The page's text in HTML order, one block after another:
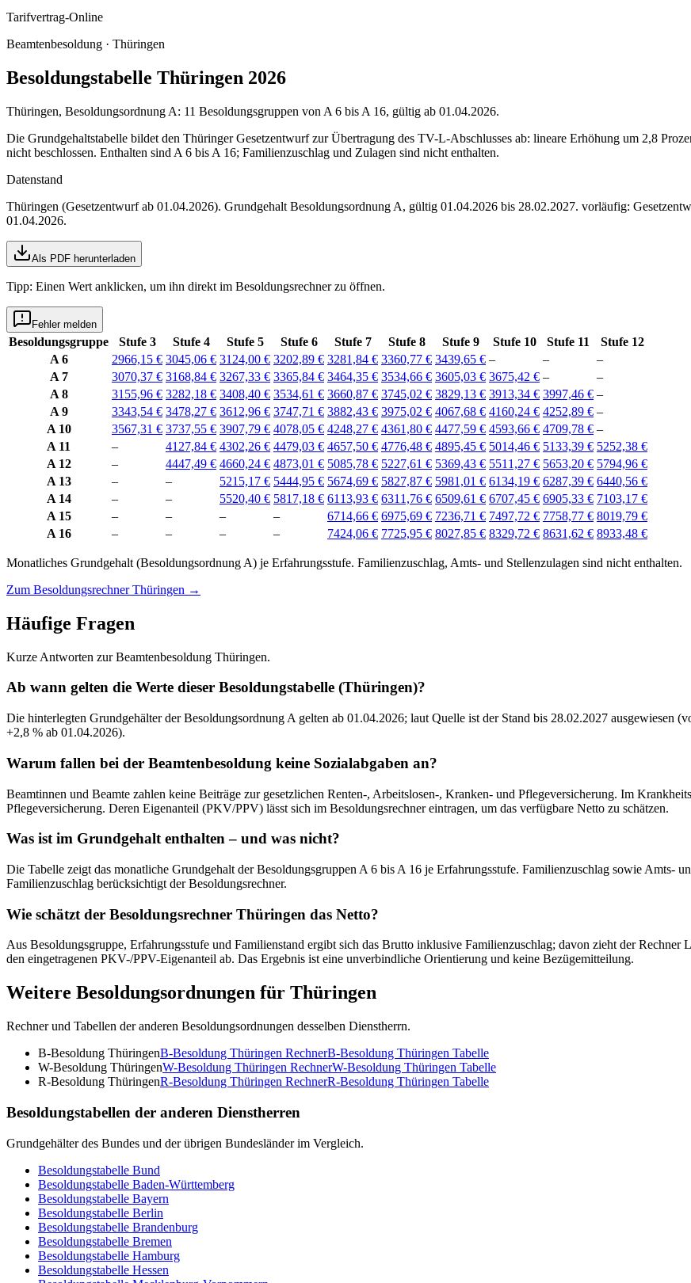
Tarifvertrag-Online
Beamtenbesoldung · Thüringen
Besoldungstabelle Thüringen 2026
Thüringen, Besoldungsordnung A: 11 Besoldungsgruppen von A 6 bis A 16, gültig ab 01.04.2026.
Die Grundgehaltstabelle bildet den Thüringer Gesetzentwurf zur Übertragung des TV-L-Abschlusses ab: lineare Erhöhung um 2,8
nicht beschlossen. Enthalten sind A 6 bis A 16; Familienzuschlag und Zulagen sind nicht enthalten.
Datenstand
Thüringen (Gesetzentwurf ab 01.04.2026). Grundgehalt Besoldungsordnung A, gültig 01.04.2026 bis 28.02.2027. vorläufig:
01.04.2026.
Als PDF herunterladen
Tipp: Einen Wert anklicken, um ihn direkt im Besoldungsrechner zu öffnen.
Fehler melden
Besoldungsgruppe Stufe 3 Stufe 4 Stufe 5 Stufe 6 Stufe 7 Stufe 8 Stufe 9 Stufe 10 Stufe 11
Stufe 12
A 6
2966,15 € 3045,06 € 3124,00 € 3202,89 € 3281,84 € 3360,77 € 3439,65 € – –
–
A 7
3070,37 € 3168,84 € 3267,33 € 3365,84 € 3464,35 € 3534,66 € 3605,03 € 3675,42 € –
–
A 8
3155,96 € 3282,18 € 3408,40 € 3534,61 € 3660,87 € 3745,02 € 3829,13 € 3913,34 € 3997,46 € –
A 9
3343,54 € 3478,27 € 3612,96 € 3747,71 € 3882,43 € 3975,02 € 4067,68 € 4160,24 € 4252,89 € –
A 10
3567,31 € 3737,55 € 3907,79 € 4078,05 € 4248,27 € 4361,80 € 4477,59 € 4593,66 € 4709,78 € –
A 11
– 4127,84 € 4302,26 € 4479,03 € 4657,50 € 4776,48 € 4895,45 € 5014,46 € 5133,39 € 5252,38 €
A 12
– 4447,49 € 4660,24 € 4873,01 € 5085,78 € 5227,61 € 5369,43 € 5511,27 € 5653,20 € 5794,96 €
A 13
– – 5215,17 € 5444,95 € 5674,69 € 5827,87 € 5981,01 € 6134,19 € 6287,39 € 6440,56 €
A 14
– – 5520,40 € 5817,18 € 6113,93 € 6311,76 € 6509,61 € 6707,45 € 6905,33 € 7103,17 €
A 15
– – – – 6714,66 € 6975,69 € 7236,71 € 7497,72 € 7758,77 € 8019,79 €
A 16
– – – – 7424,06 € 7725,95 € 8027,85 € 8329,72 € 8631,62 € 8933,48 €
Monatliches Grundgehalt (Besoldungsordnung A) je Erfahrungsstufe. Familienzuschlag, Amts- und Stellenzulagen sind nicht enthalten.
Zum Besoldungsrechner Thüringen →
Häufige Fragen
Kurze Antworten zur Beamtenbesoldung Thüringen.
Ab wann gelten die Werte dieser Besoldungstabelle (Thüringen)?
Die hinterlegten Grundgehälter der Besoldungsordnung A gelten ab 01.04.2026; laut Quelle ist der Stand bis 28.02.2027 ausgewiesen
+2,8 % ab 01.04.2026).
Warum fallen bei der Beamtenbesoldung keine Sozialabgaben an?
Beamtinnen und Beamte zahlen keine Beiträge zur gesetzlichen Renten-, Arbeitslosen-, Kranken- und Pflegeversicherung. Im
Pflegeversicherung. Deren Eigenanteil (PKV/PPV) lässt sich im Besoldungsrechner eintragen, um das verfügbare Netto zu schätzen.
Was ist im Grundgehalt enthalten – und was nicht?
Die Tabelle zeigt das monatliche Grundgehalt der Besoldungsgruppen A 6 bis A 16 je Erfahrungsstufe. Familienzuschlag sowie Amts-
Familienzuschlag berücksichtigt der Besoldungsrechner.
Wie schätzt der Besoldungsrechner Thüringen das Netto?
Aus Besoldungsgruppe, Erfahrungsstufe und Familienstand ergibt sich das Brutto inklusive Familienzuschlag; davon zieht der Rechner
den eingetragenen PKV-/PPV-Eigenanteil ab. Das Ergebnis ist eine unverbindliche Orientierung und keine Bezügemitteilung.
Weitere Besoldungsordnungen für Thüringen
Rechner und Tabellen der anderen Besoldungsordnungen desselben Dienstherrn.
B-Besoldung ThüringenB-Besoldung Thüringen RechnerB-Besoldung Thüringen Tabelle
W-Besoldung ThüringenW-Besoldung Thüringen RechnerW-Besoldung Thüringen Tabelle
R-Besoldung ThüringenR-Besoldung Thüringen RechnerR-Besoldung Thüringen Tabelle
Besoldungstabellen der anderen Dienstherren
Grundgehälter des Bundes und der übrigen Bundesländer im Vergleich.
Besoldungstabelle Bund
Besoldungstabelle Baden-Württemberg
Besoldungstabelle Bayern
Besoldungstabelle Berlin
Besoldungstabelle Brandenburg
Besoldungstabelle Bremen
Besoldungstabelle Hamburg
Besoldungstabelle Hessen